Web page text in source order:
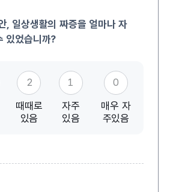
, 일상생활의 짜증을 얼마나 자
있었습니까?
2
때때로
있음
1
자주
있음
0
매우 자
주있음